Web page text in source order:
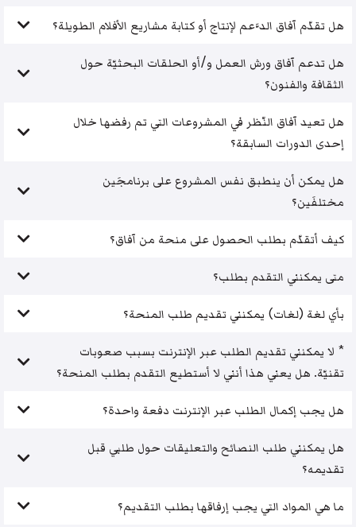
هل تقدّم آفاق الدَّعم لإنتاج أو كتابة مشاريع الأفلام الطويلة؟
هل تدعم آفاق ورش العمل و/أو الحلقات البحثيّة حول
الثقافة والفنون؟
هل تعيد آفاق النّظر في المشروعات التي تم رفضها خلال
إحدى الدورات السابقة؟
هل يمكن أن ينطبق نفس المشروع على برنامجَين
مختلفَين؟
كيف أتقدّم بطلب الحصول على منحة من آفاق؟
متى يمكنني التقدم بطلب؟
بأي لغة (لغات) يمكنني تقديم طلب المنحة؟
* لا يمكنني تقديم الطلب عبر الإنترنت بسبب صعوبات
تقنيّة. هل يعني هذا أنني لا أستطيع التقدم بطلب المنحة؟
هل يجب إكمال الطلب عبر الإنترنت دفعة واحدة؟
هل يمكنني طلب النصائح والتعليقات حول طلبي قبل
تقديمه؟
ما هي المواد التي يجب إرفاقها بطلب التقديم؟